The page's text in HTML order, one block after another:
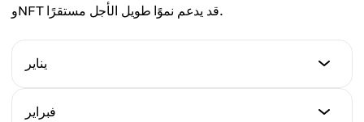
وNFT قد يدعم نموًا طويل الأجل مستقرًا.
يناير
أقل سعر
فبراير